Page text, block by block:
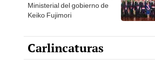
Ministerial del gobierno de
Keiko Fujimori
Carlincaturas